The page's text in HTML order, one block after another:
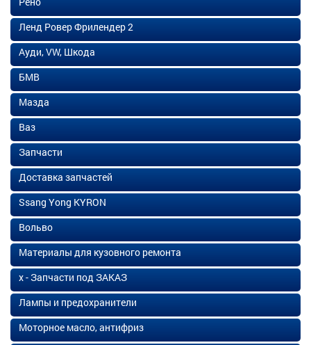
Ленд Ровер Фрилендер 2
Ауди, VW, Шкода
БМВ
Мазда
Ваз
Запчасти
Доставка запчастей
Ssang Yong KYRON
Вольво
Материалы для кузовного ремонта
х - Запчасти под ЗАКАЗ
Лампы и предохранители
Моторное масло, антифриз